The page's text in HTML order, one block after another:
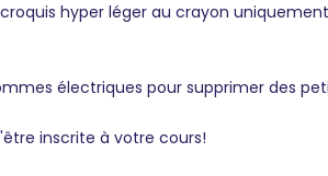
hyper léger au crayon
électriques pour supprimer des
inscrite à votre cours!